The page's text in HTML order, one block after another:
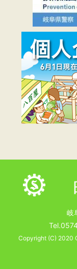
岐
Copyright (C) 2020